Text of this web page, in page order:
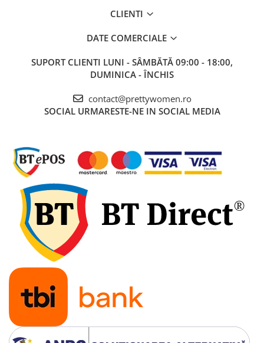
CLIENTI
DATE COMERCIALE
SUPORT CLIENTI LUNI - SÂMBĂTĂ 09:00 - 18:00,
DUMINICA - ÎNCHIS
contact@prettywomen.ro
SOCIAL URMARESTE-NE IN SOCIAL MEDIA